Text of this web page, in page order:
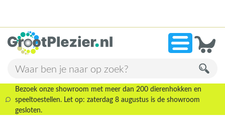
»13.945 beoordelingen!
Bezoek onze showroom met meer dan 200 dierenhokken en
speeltoestellen. Let op: zaterdag 8 augustus is de showroom
gesloten.